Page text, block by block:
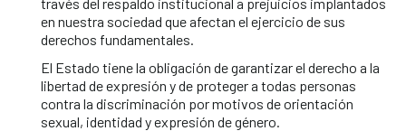
en nuestra sociedad que afectan el ejercicio de sus
derechos fundamentales.
El Estado tiene la obligación de garantizar el derecho a la
libertad de expresión y de proteger a todas personas
contra la discriminación por motivos de orientación
sexual, identidad y expresión de género.